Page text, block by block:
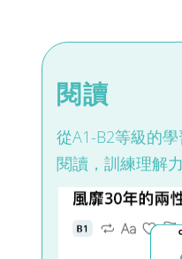
閱讀
從A1-B2等級的
閱讀，訓練理解力